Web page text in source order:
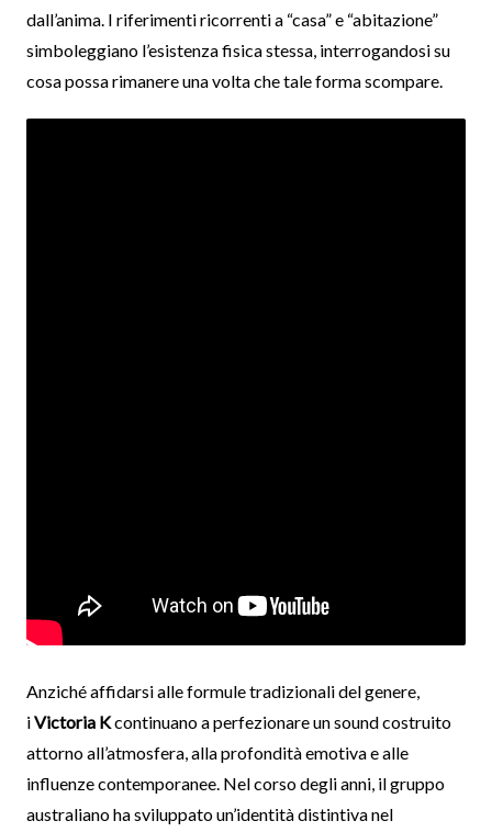
dall’anima. I riferimenti ricorrenti a “casa” e “abitazione”
simboleggiano l’esistenza fisica stessa, interrogandosi su
cosa possa rimanere una volta che tale forma scompare.
Anziché affidarsi alle formule tradizionali del genere,
iVictoria Kcontinuano a perfezionare un sound costruito
attorno all’atmosfera, alla profondità emotiva e alle
influenze contemporanee. Nel corso degli anni, il gruppo
australiano ha sviluppato un’identità distintiva nel